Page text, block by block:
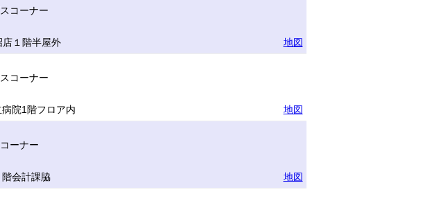
コーナー
１階半屋外
地図
コーナー
院1階フロア内
地図
ーナー
会計課脇
地図